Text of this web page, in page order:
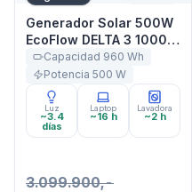
Generador Solar 500W
EcoFlow DELTA 3 1000
AirCapacidad 960 Wh
Potencia 500 W
Luz
~3.4
días
Laptop
~16 h
Lavadora
~2 h
3.099.900,-